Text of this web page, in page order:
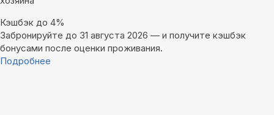
Кэшбэк до 4%
Забронируйте до 31 августа 2026 — и получите кэшбэк
бонусами после оценки проживания.
Подробнее